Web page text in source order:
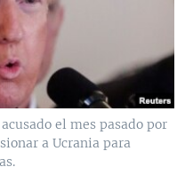
el mes pasado por
a Ucrania para